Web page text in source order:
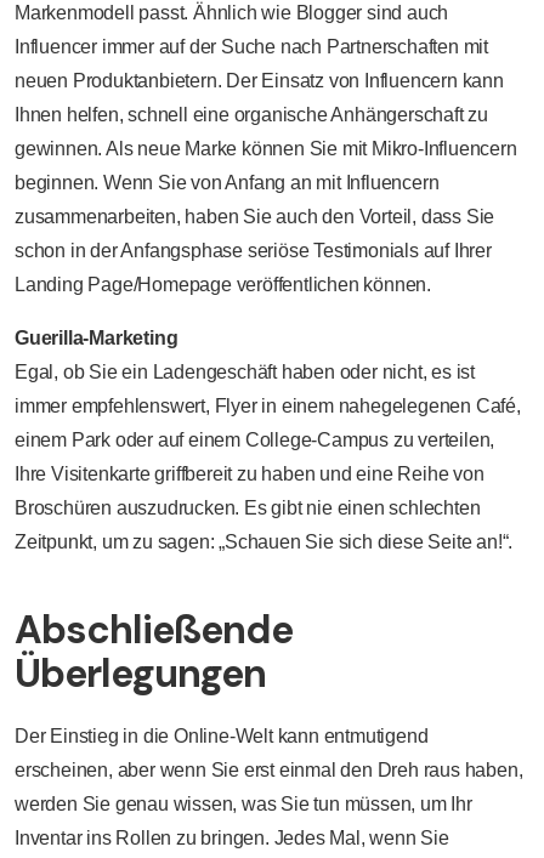
Markenmodell passt. Ähnlich wie Blogger sind auch
Influencer immer auf der Suche nach Partnerschaften mit
neuen Produktanbietern. Der Einsatz von Influencern kann
Ihnen helfen, schnell eine organische Anhängerschaft zu
gewinnen. Als neue Marke können Sie mit Mikro-Influencern
beginnen. Wenn Sie von Anfang an mit Influencern
zusammenarbeiten, haben Sie auch den Vorteil, dass Sie
schon in der Anfangsphase seriöse Testimonials auf Ihrer
Landing Page/Homepage veröffentlichen können.
Guerilla-Marketing
Egal, ob Sie ein Ladengeschäft haben oder nicht, es ist
immer empfehlenswert, Flyer in einem nahegelegenen Café,
einem Park oder auf einem College-Campus zu verteilen,
Ihre Visitenkarte griffbereit zu haben und eine Reihe von
Broschüren auszudrucken. Es gibt nie einen schlechten
Zeitpunkt, um zu sagen: „Schauen Sie sich diese Seite an!“.
Abschließende
Überlegungen
Der Einstieg in die Online-Welt kann entmutigend
erscheinen, aber wenn Sie erst einmal den Dreh raus haben,
werden Sie genau wissen, was Sie tun müssen, um Ihr
Inventar ins Rollen zu bringen. Jedes Mal, wenn Sie